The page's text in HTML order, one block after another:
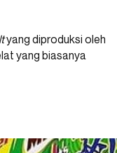
yang diproduksi oleh
yang biasanya